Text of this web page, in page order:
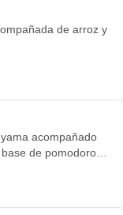
acompañado